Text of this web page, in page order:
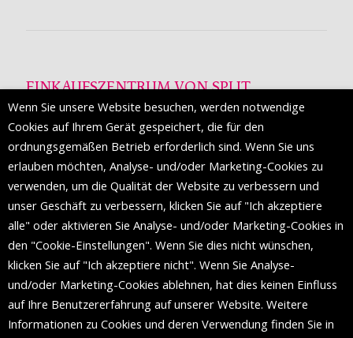
EINKAUFSZENTRUM VON SPLIT
Die Mall of Split
ist ein prestigeträchtiges Einkaufsziel mit
etwa 200 Einzelhandelsmarken und einer Reihe von
Weltmodemarken, die zum ersten Mal in Split erscheinen.
FOLGEN SIE UNS
Wenn Sie unsere Website besuchen, werden notwendige
Cookies auf Ihrem Gerät gespeichert, die für den
ordnungsgemäßen Betrieb erforderlich sind. Wenn Sie uns
erlauben möchten, Analyse- und/oder Marketing-Cookies zu
verwenden, um die Qualität der Website zu verbessern und
unser Geschäft zu verbessern, klicken Sie auf "Ich akzeptiere
alle" oder aktivieren Sie Analyse- und/oder Marketing-Cookies in
den "Cookie-Einstellungen". Wenn Sie dies nicht wünschen,
klicken Sie auf "Ich akzeptiere nicht". Wenn Sie Analyse-
und/oder Marketing-Cookies ablehnen, hat dies keinen Einfluss
auf Ihre Benutzererfahrung auf unserer Website. Weitere
Informationen zu Cookies und deren Verwendung finden Sie in